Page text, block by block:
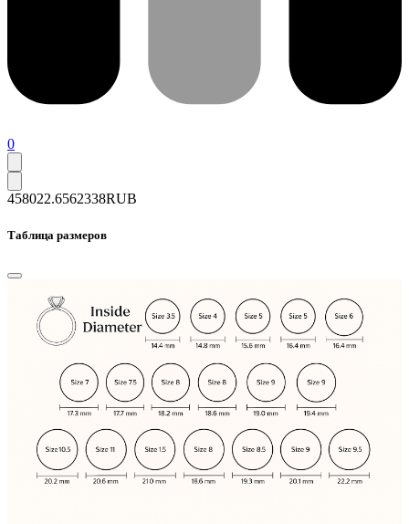
0
458022.6562338RUB
Таблица размеров